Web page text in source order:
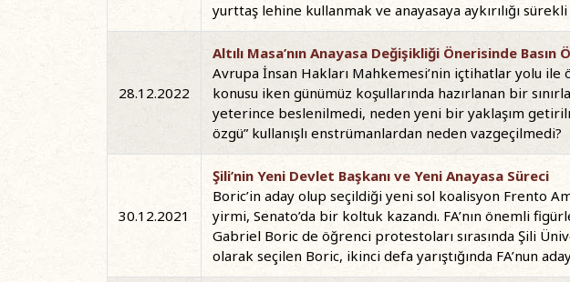
yurttaş lehine kullanmak ve anayasaya aykırılığı
28.12.2022
Altılı Masa’nın Anayasa Değişikliği Önerisinde
Avrupa İnsan Hakları Mahkemesi’nin içtihatlar yolu
konusu iken günümüz koşullarında hazırlanan bir
yeterince beslenilmedi, neden yeni bir yaklaşım
özgü” kullanışlı enstrümanlardan neden vazgeçilmedi?
30.12.2021
Şili’nin Yeni Devlet Başkanı ve Yeni Anayasa Süreci
Boric’in aday olup seçildiği yeni sol koalisyon Frento
yirmi, Senato’da bir koltuk kazandı. FA’nın önemli
Gabriel Boric de öğrenci protestoları sırasında Şili
olarak seçilen Boric, ikinci defa yarıştığında FA’nun